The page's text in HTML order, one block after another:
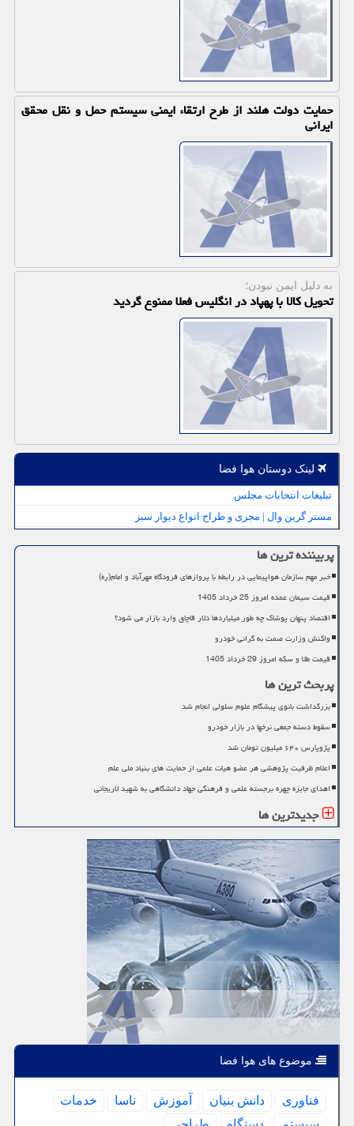
حمایت دولت هلند از طرح ارتقاء ایمنی سیستم حمل و نقل محقق
ایرانی
به دلیل ایمن نبودن؛
تحویل كالا با پهپاد در انگلیس فعلا ممنوع گردید
لینک دوستان هوا فضا
تبلیغات انتخابات مجلس
مستر گرین وال | مجری و طراح انواع دیوار سبز
پربیننده ترین ها
خبر مهم سازمان هواپیمایی در رابطه با پروازهای فرودگاه مهرآباد و امام(ره)
قیمت سیمان عمده امروز 25 خرداد 1405
اقتصاد پنهان پوشاک چه طور میلیاردها دلار قاچاق وارد بازار می شود؟
واکنش وزارت صمت به گرانی خودرو
قیمت طلا و سکه امروز 29 خرداد 1405
پربحث ترین ها
بزرگداشت بانوی پیشگام علوم سلولی انجام شد
سقوط دسته جمعی نرخها در بازار خودرو
پژوپارس ۶۴۰ میلیون تومان شد
اعلام ظرفیت پژوهشی هر عضو هیات علمی از حمایت های بنیاد ملی علم
اهدای جایزه چهره برجسته علمی و فرهنگی جهاد دانشگاهی به شهید لاریجانی
جدیدترین ها
موضوع های هوا فضا
فناوری دانش بنیان آموزش ناسا
خدمات